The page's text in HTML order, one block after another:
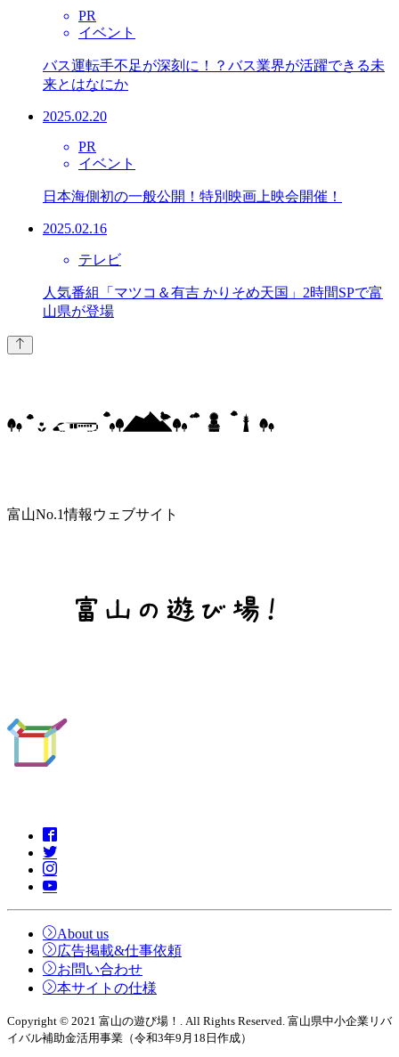
PR
イベント
バス運転手不足が深刻に！？バス業界が活躍できる未
来とはなにか
2025.02.20
PR
イベント
日本海側初の一般公開！特別映画上映会開催！
2025.02.16
テレビ
人気番組「マツコ＆有吉 かりそめ天国」2時間SPで富
山県が登場
富山No.1情報ウェブサイト
About us
広告掲載&仕事依頼
お問い合わせ
本サイトの仕様
Copyright © 2021 富山の遊び場！. All Rights Reserved. 富山県中小企業リバ
イバル補助金活用事業（令和3年9月18日作成）